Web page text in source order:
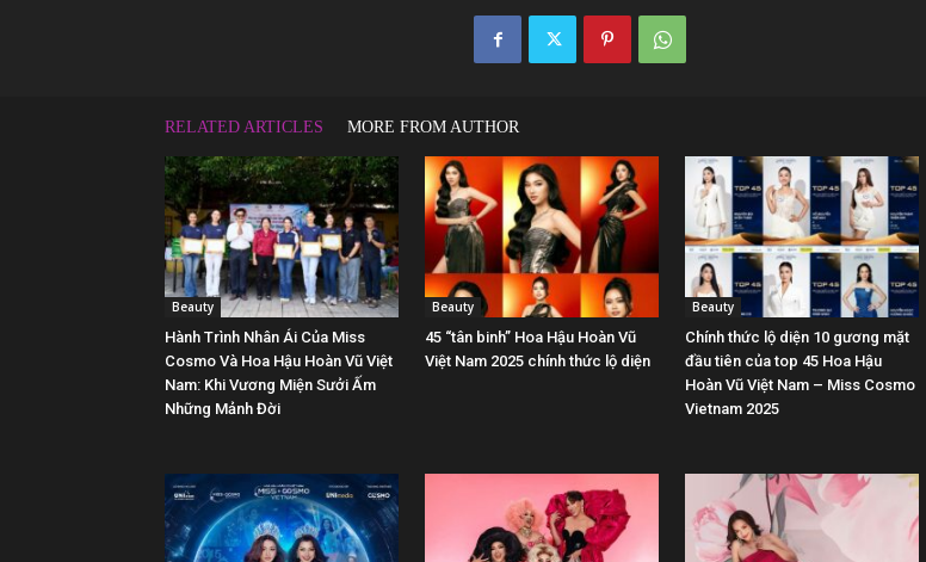
RELATED ARTICLES MORE FROM AUTHOR
Beauty
Hành Trình Nhân Ái Của Miss
Cosmo Và Hoa Hậu Hoàn Vũ Việt
Nam: Khi Vương Miện Sưởi Ấm
Những Mảnh Đời
Beauty
45 “tân binh” Hoa Hậu Hoàn Vũ
Việt Nam 2025 chính thức lộ diện
Beauty
Chính thức lộ diện 10 gương mặt
đầu tiên của top 45 Hoa Hậu
Hoàn Vũ Việt Nam – Miss Cosmo
Vietnam 2025